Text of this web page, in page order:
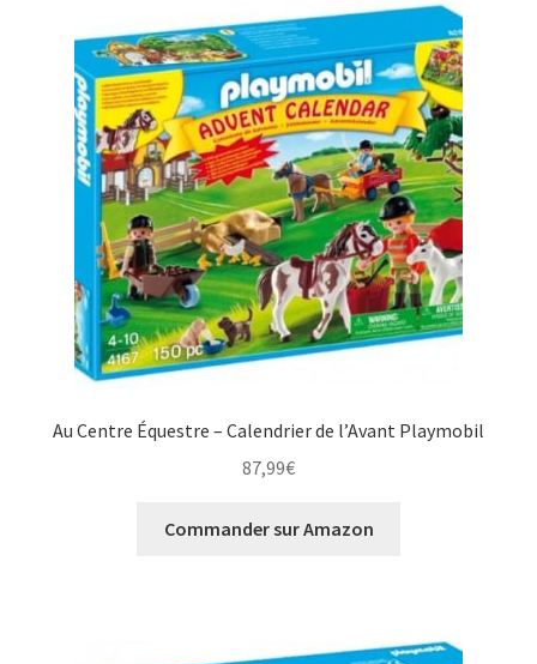
Au Centre Équestre – Calendrier de l’Avant Playmobil
87,99€
Commander sur Amazon